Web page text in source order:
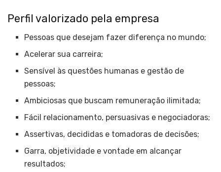
Perfil valorizado pela empresa
Pessoas que desejam fazer diferença no mundo;
Acelerar sua carreira;
Sensível às questões humanas e gestão de
pessoas;
Ambiciosas que buscam remuneração ilimitada;
Fácil relacionamento, persuasivas e negociadoras;
Assertivas, decididas e tomadoras de decisões;
Garra, objetividade e vontade em alcançar
resultados;